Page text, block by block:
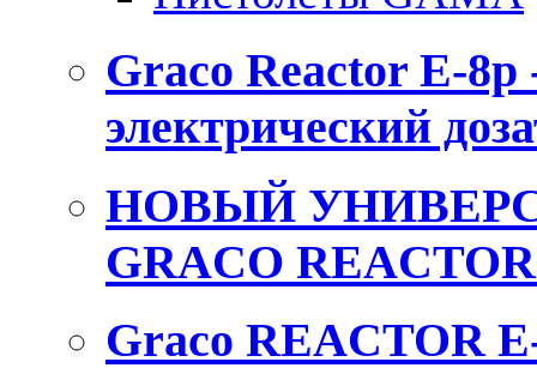
Graco Reactor E-
электрический
НОВЫЙ
GRACO
Graco REACTOR